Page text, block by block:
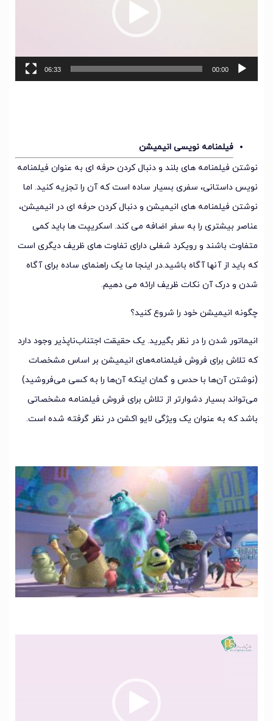
00:00
06:33
فیلمنامه نویسی انیمیشن
نوشتن فیلمنامه های بلند و دنبال کردن حرفه ای به عنوان فیلمنامه
نویس داستانی، سفری بسیار ساده است که آن را تجزیه کنید. اما
نوشتن فیلمنامه های انیمیشن و دنبال کردن حرفه ای در انیمیشن،
عناصر بیشتری را به سفر اضافه می کند. اسکریپت ها باید کمی
متفاوت باشند و رویکرد شغلی دارای تفاوت های ظریف دیگری است
که باید از آنها آگاه باشید.در اینجا ما یک راهنمای ساده برای آگاه
شدن و درک آن نکات ظریف ارائه می دهیم.
چگونه انیمیشن خود را شروع کنید؟
انیماتور شدن را در نظر بگیرید. یک حقیقت اجتناب‌ناپذیر وجود دارد
که تلاش برای فروش فیلمنامه‌های انیمیشن بر اساس مشخصات
(نوشتن آن‌ها با حدس و گمان اینکه آن‌ها را به کسی می‌فروشید)
می‌تواند بسیار دشوارتر از تلاش برای فروش فیلمنامه مشخصاتی
باشد که به عنوان یک ویژگی لایو اکشن در نظر گرفته شده است.
نمایشگر